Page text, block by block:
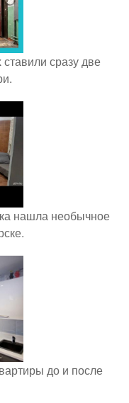
сразу две
нашла необычное
до и после